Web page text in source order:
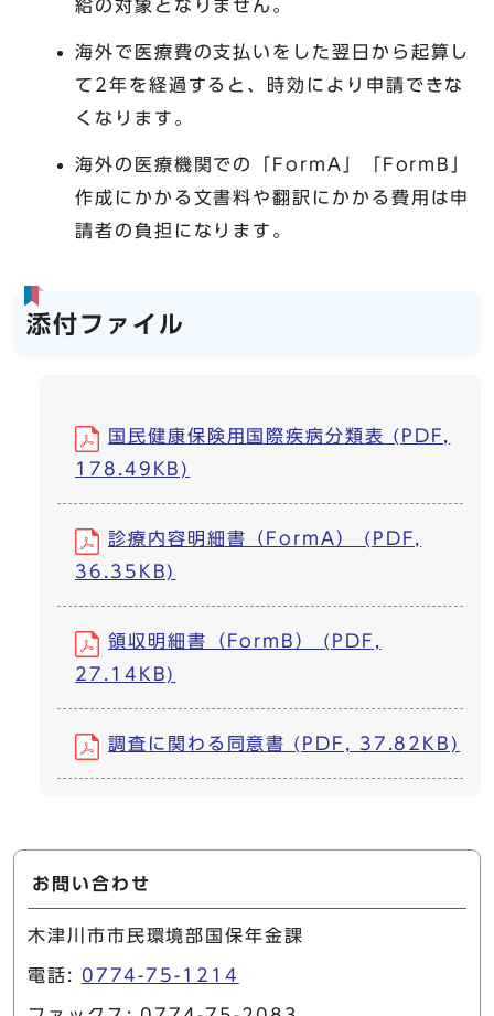
給の対象となりません。
海外で医療費の支払いをした翌日から起算し
て2年を経過すると、時効により申請できな
くなります。
海外の医療機関での「FormA」「FormB」
作成にかかる文書料や翻訳にかかる費用は申
請者の負担になります。
添付ファイル
国民健康保険用国際疾病分類表 (PDF,
178.49KB)
診療内容明細書（FormA） (PDF,
36.35KB)
領収明細書（FormB） (PDF,
27.14KB)
調査に関わる同意書 (PDF, 37.82KB)
お問い合わせ
木津川市市民環境部国保年金課
電話: 0774-75-1214